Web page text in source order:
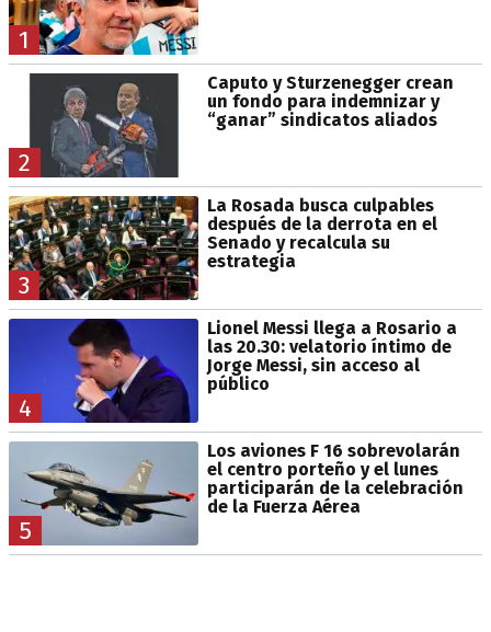
1
2
Caputo y Sturzenegger crean
un fondo para indemnizar y
“ganar” sindicatos aliados
3
La Rosada busca culpables
después de la derrota en el
Senado y recalcula su
estrategia
4
Lionel Messi llega a Rosario a
las 20.30: velatorio íntimo de
Jorge Messi, sin acceso al
público
5
Los aviones F 16 sobrevolarán
el centro porteño y el lunes
participarán de la celebración
de la Fuerza Aérea